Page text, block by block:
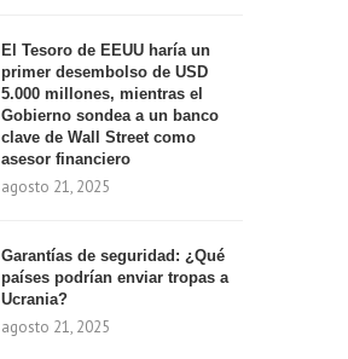
El Tesoro de EEUU haría un
primer desembolso de USD
5.000 millones, mientras el
Gobierno sondea a un banco
clave de Wall Street como
asesor financiero
agosto 21, 2025
Garantías de seguridad: ¿Qué
países podrían enviar tropas a
Ucrania?
agosto 21, 2025